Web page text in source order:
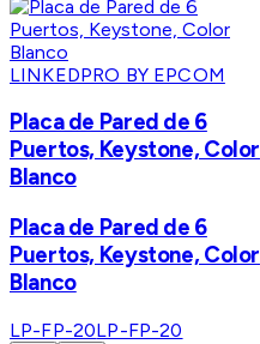
LINKEDPRO BY EPCOM
Placa de Pared de 6
Puertos, Keystone, Color
Blanco
Placa de Pared de 6
Puertos, Keystone, Color
Blanco
LP-FP-20LP-FP-20